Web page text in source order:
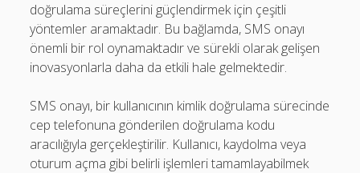
doğrulama süreçlerini güçlendirmek için çeşitli
yöntemler aramaktadır. Bu bağlamda, SMS onayı
önemli bir rol oynamaktadır ve sürekli olarak gelişen
inovasyonlarla daha da etkili hale gelmektedir.
SMS onayı, bir kullanıcının kimlik doğrulama sürecinde
cep telefonuna gönderilen doğrulama kodu
aracılığıyla gerçekleştirilir. Kullanıcı, kaydolma veya
oturum açma gibi belirli işlemleri tamamlayabilmek